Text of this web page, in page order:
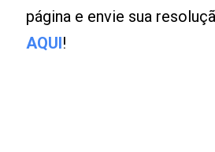
página e envie sua
AQUI!